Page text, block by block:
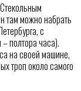
там можно набрать
с
полтора часа).
на своей машине,
троп около самого